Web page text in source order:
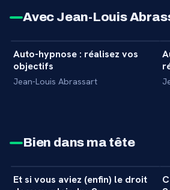
Avec Jean-Louis
INITIATION
Auto-hypnose : réalisez vos
objectifs
Jean-Louis Abrassart
Bien dans ma tête
MASTERCLASS +
Et si vous aviez (enfin) le droit